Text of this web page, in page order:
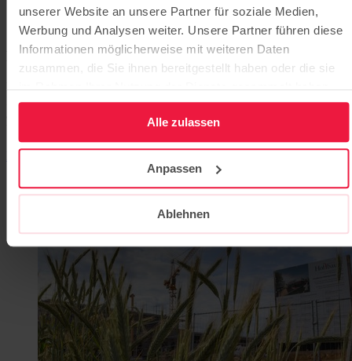
unserer Website an unsere Partner für soziale Medien,
Werbung und Analysen weiter. Unsere Partner führen diese
Informationen möglicherweise mit weiteren Daten
zusammen, die Sie ihnen bereitgestellt haben oder die sie
im Rahmen Ihrer Nutzung der Dienste gesammelt haben.
Alle zulassen
Anpassen
Ablehnen
Evangelisches Gymnasium Kleinmachnow
Das Gymnasium setzt einen Fokus auf Kommunikation in der
Informationsgesellschaft, bietet Räume mit moderner Ausstattung
auf hohem technischen Niveau und Lernangebote mit vielseitigen
Evangelisches Gymnasium Kleinmachnow